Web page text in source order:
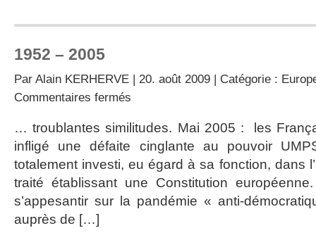
1952 – 2005
Par Alain KERHERVE | 20. août 2009 | Catégorie :
Commentaires fermés
2005
… troublantes similitudes. Mai 2005 : les
infligé une défaite cinglante au pouvoir
totalement investi, eu égard à sa fonction, dans
traité établissant une Constitution
s’appesantir sur la pandémie « anti-
auprès de […]